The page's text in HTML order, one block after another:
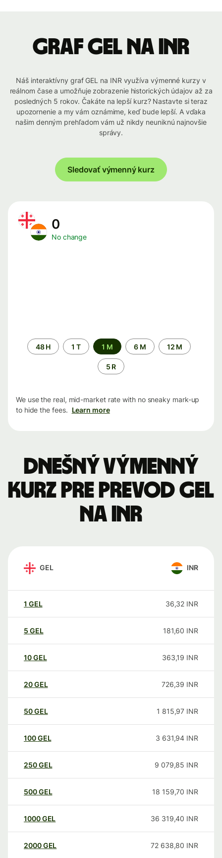
graf GEL na INR
Náš interaktívny graf GEL na INR využíva výmenné kurzy v
reálnom čase a umožňuje zobrazenie historických údajov až za
posledných 5 rokov. Čakáte na lepší kurz? Nastavte si teraz
upozornenie a my vám oznámime, keď bude lepší. A vďaka
našim denným prehľadom vám už nikdy neuniknú najnovšie
správy.
Sledovať výmenný kurz
0
No change
Time
period
48 H 1 T 1 M 6 M 12 M
5 R
We use the real, mid-market rate with no sneaky mark-up
to hide the fees. Learn more
Dnešný výmenný
kurz pre prevod GEL
na INR
GEL INR
1 GEL 36,32 INR
5 GEL 181,60 INR
10GEL 363,19 INR
20GEL 726,39 INR
50GEL 1 815,97 INR
100GEL 3 631,94 INR
250GEL 9 079,85 INR
500GEL 18 159,70 INR
1000GEL 36 319,40 INR
2000GEL 72 638,80 INR